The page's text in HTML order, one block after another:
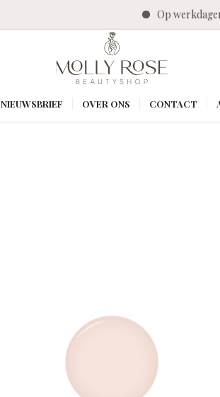
Op werkdagen
NIEUWSBRIEF OVER ONS CONTACT